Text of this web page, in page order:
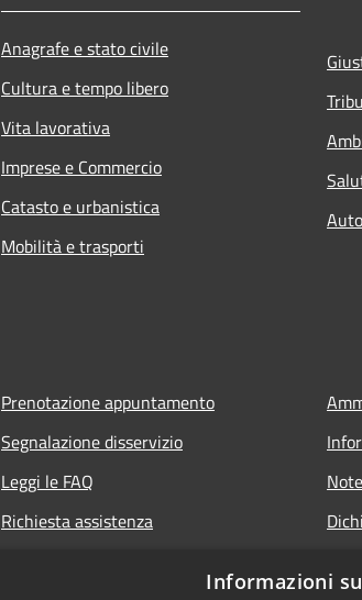
Anagrafe e stato civile
Cultura e tempo libero
Vita lavorativa
Imprese e Commercio
Catasto e urbanistica
Mobilità e trasporti
Prenotazione appuntamento
Segnalazione disservizio
Leggi le FAQ
Richiesta assistenza
Informazioni